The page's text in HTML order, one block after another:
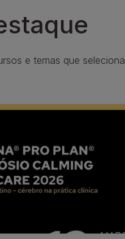
e temas que